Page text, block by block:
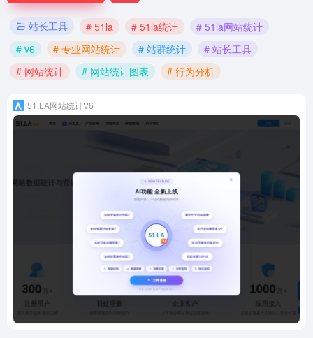
站长工具 # 51la # 51la统计
# 51la网站统计
# v6
# 专业网站统计 # 站群统计
# 站长工具
# 网站统计
# 网站统计图表 # 行为分析
51.LA网站统计V6